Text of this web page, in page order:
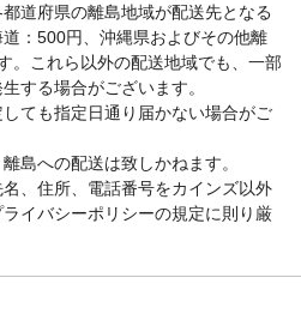
道府県の離島地域が配送先となる
：500円、沖縄県およびその他離
。これら以外の配送地域でも、一部
する場合がございます。
ても指定日通り届かない場合がご
島への配送は致しかねます。
、住所、電話番号をカインズ以外
イバシーポリシーの規定に則り厳